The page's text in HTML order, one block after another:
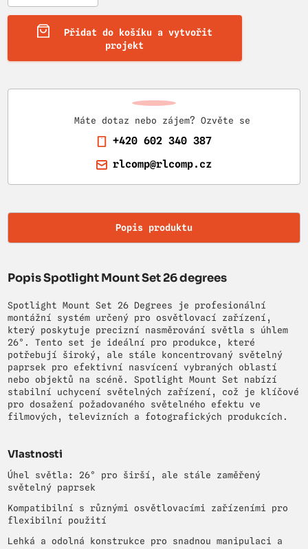
Přidat do košíku a vytvořit
projekt
Máte dotaz nebo zájem? Ozvěte se
+420 602 340 387
rlcomp@rlcomp.cz
Popis produktu
Popis Spotlight Mount Set 26 degrees
Spotlight Mount Set 26 Degrees je profesionální
montážní systém určený pro osvětlovací zařízení,
který poskytuje precizní nasměrování světla s úhlem
26°. Tento set je ideální pro produkce, které
potřebují široký, ale stále koncentrovaný světelný
paprsek pro efektivní nasvícení vybraných oblastí
nebo objektů na scéně. Spotlight Mount Set nabízí
stabilní uchycení světelných zařízení, což je klíčové
pro dosažení požadovaného světelného efektu ve
filmových, televizních a fotografických produkcích.
Vlastnosti
Úhel světla: 26° pro širší, ale stále zaměřený
světelný paprsek
Kompatibilní s různými osvětlovacími zařízeními pro
flexibilní použití
Lehká a odolná konstrukce pro snadnou manipulaci a